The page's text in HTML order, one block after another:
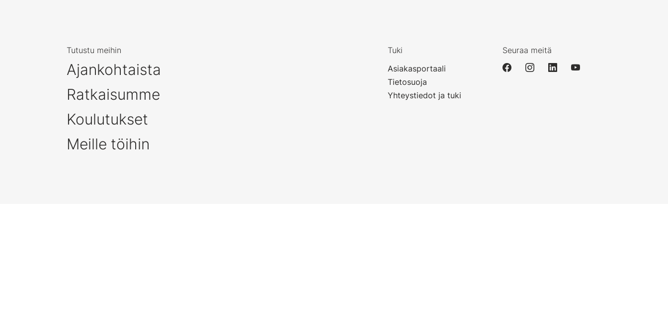
Tutustu meihin
Ajankohtaista
Ratkaisumme
Koulutukset
Meille töihin
Tuki
Asiakasportaali
Tietosuoja
Yhteystiedot ja tuki
Seuraa meitä